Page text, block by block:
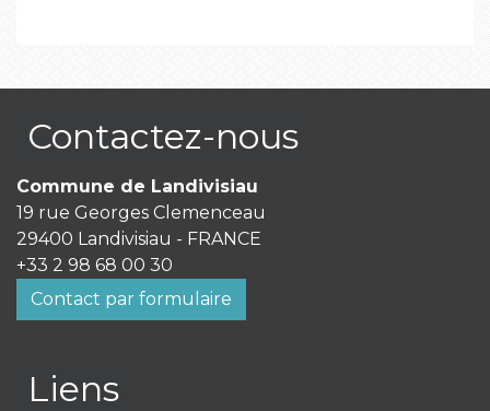
Contactez-nous
Commune de Landivisiau
19 rue Georges Clemenceau
29400 Landivisiau - FRANCE
+33 2 98 68 00 30
Contact par formulaire
Liens